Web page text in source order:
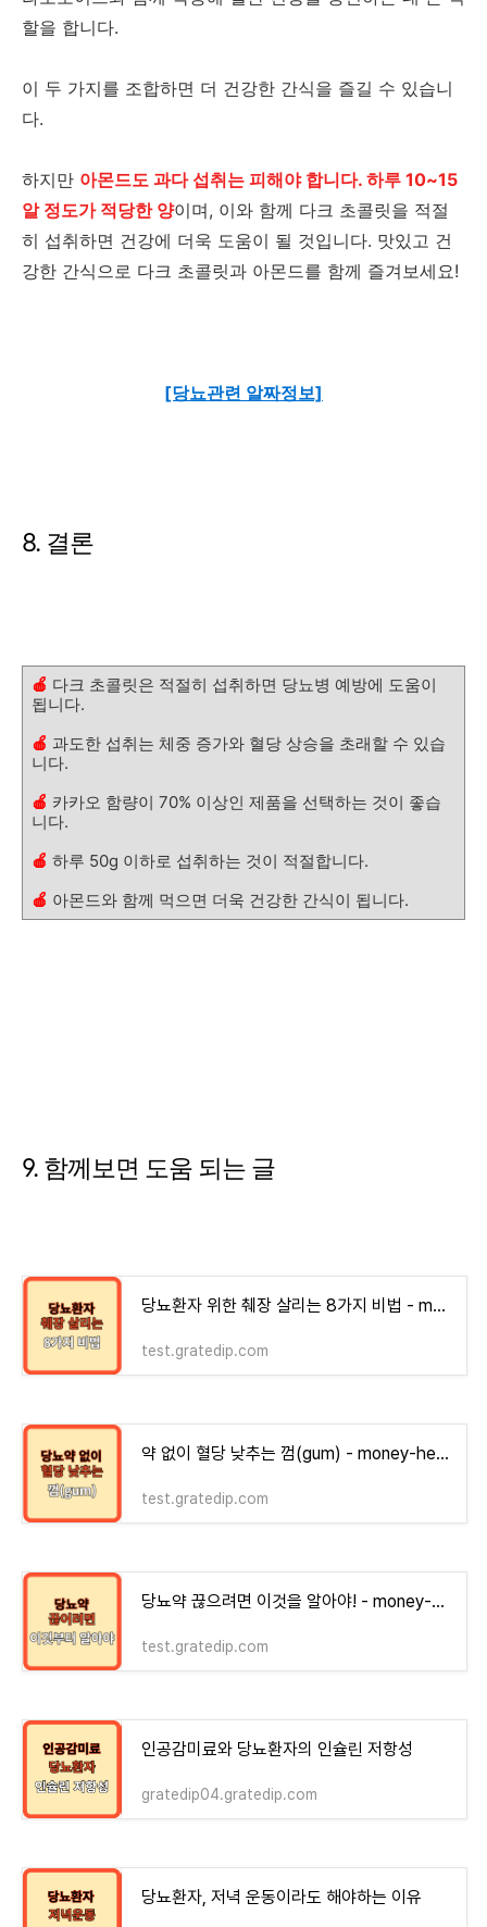
할을 합니다.
이 두 가지를 조합하면 더 건강한 간식을 즐길 수 있습니
다.
하지만 아몬드도 과다 섭취는 피해야 합니다. 하루 10~15
알 정도가 적당한 양이며, 이와 함께 다크 초콜릿을 적절
히 섭취하면 건강에 더욱 도움이 될 것입니다. 맛있고 건
강한 간식으로 다크 초콜릿과 아몬드를 함께 즐겨보세요!
[당뇨관련 알짜정보]
8. 결론
🍎 다크 초콜릿은 적절히 섭취하면 당뇨병 예방에 도움이
됩니다.
🍎 과도한 섭취는 체중 증가와 혈당 상승을 초래할 수 있습
니다.
🍎 카카오 함량이 70% 이상인 제품을 선택하는 것이 좋습
니다.
🍎 하루 50g 이하로 섭취하는 것이 적절합니다.
🍎 아몬드와 함께 먹으면 더욱 건강한 간식이 됩니다.
9. 함께보면 도움 되는 글
당뇨환자 위한 췌장 살리는 8가지 비법 - money-health
test.gratedip.com
약 없이 혈당 낮추는 껌(gum) - money-health
test.gratedip.com
당뇨약 끊으려면 이것을 알아야! - money-health
test.gratedip.com
인공감미료와 당뇨환자의 인슐린 저항성
gratedip04.gratedip.com
당뇨환자, 저녁 운동이라도 해야하는 이유